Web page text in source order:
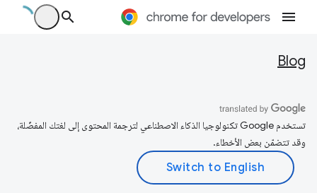
Blog
تستخدم Google تكنولوجيا الذكاء الاصطناعي لترجمة المحتوى إلى لغتك المفضّلة،
وقد تتضمّن بعض الأخطاء.